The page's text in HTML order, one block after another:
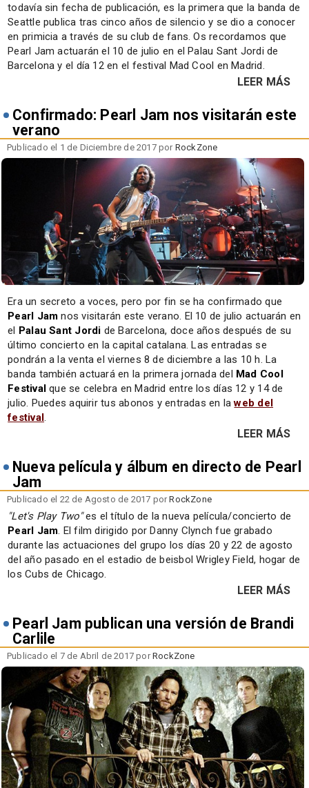
todavía sin fecha de publicación, es la primera que la banda de
Seattle publica tras cinco años de silencio y se dio a conocer
en primicia a través de su club de fans. Os recordamos que
Pearl Jam actuarán el 10 de julio en el Palau Sant Jordi de
Barcelona y el día 12 en el festival Mad Cool en Madrid.
LEER MÁS
Confirmado: Pearl Jam nos visitarán este
verano
Publicado el 1 de Diciembre de 2017 por RockZone
Era un secreto a voces, pero por fin se ha confirmado que
Pearl Jam nos visitarán este verano. El 10 de julio actuarán en
el Palau Sant Jordi de Barcelona, doce años después de su
último concierto en la capital catalana. Las entradas se
pondrán a la venta el viernes 8 de diciembre a las 10 h. La
banda también actuará en la primera jornada del Mad Cool
Festival que se celebra en Madrid entre los días 12 y 14 de
julio. Puedes aquirir tus abonos y entradas en laweb del
festival.
LEER MÁS
Nueva película y álbum en directo de Pearl
Jam
Publicado el 22 de Agosto de 2017 porRockZone
"Let's Play Two"es el título de la nueva película/concierto de
Pearl Jam. El film dirigido por Danny Clynch fue grabado
durante las actuaciones del grupo los días 20 y 22 de agosto
del año pasado en el estadio de beisbol Wrigley Field, hogar de
los Cubs de Chicago.
LEER MÁS
Pearl Jam publican una versión de Brandi
Carlile
Publicado el 7 de Abril de 2017 porRockZone